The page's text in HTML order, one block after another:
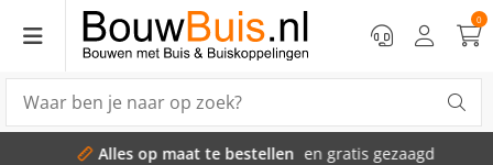
0
Alles op maat te bestellen
en gratis gezaagd